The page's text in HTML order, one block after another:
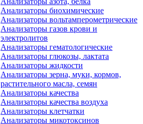
Анализаторы биохимические
Анализаторы вольтамперометрические
Анализаторы газов крови и
электролитов
Анализаторы гематологические
Анализаторы глюкозы, лактата
Анализаторы жидкости
Анализаторы зерна, муки, кормов,
растительного масла, семян
Анализаторы качества
Анализаторы качества воздуха
Анализаторы клетчатки
Анализаторы микотоксинов